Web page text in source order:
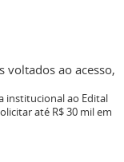
voltados ao acesso,
institucional ao Edital
até R$ 30 mil em